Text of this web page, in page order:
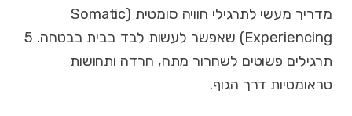
מדריך מעשי לתרגילי חוויה סומטית (Somatic
Experiencing) שאפשר לעשות לבד בבית בבטחה. 5
תרגילים פשוטים לשחרור מתח, חרדה ותחושות
טראומטיות דרך הגוף.